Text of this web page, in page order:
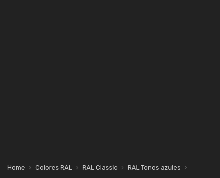
Home Colores RAL RAL Classic
RAL Tonos azules